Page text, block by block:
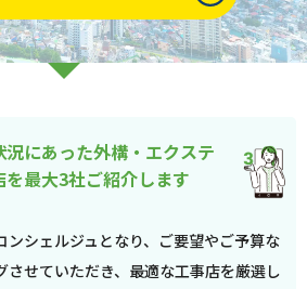
況にあった外構・エクステ
を最大3社ご紹介します
ンシェルジュとなり、ご要望やご予算な
させていただき、最適な工事店を厳選し